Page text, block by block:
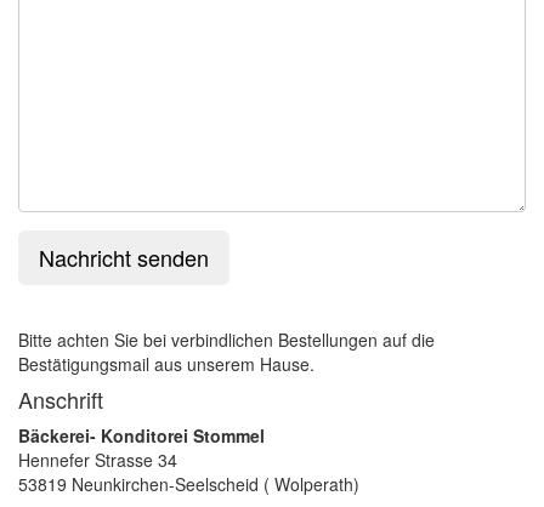
Bitte achten Sie bei verbindlichen Bestellungen auf die
Bestätigungsmail aus unserem Hause.
Anschrift
Bäckerei- Konditorei Stommel
Hennefer Strasse 34
53819 Neunkirchen-Seelscheid ( Wolperath)